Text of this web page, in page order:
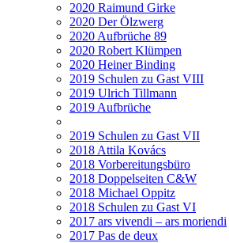
2020 Raimund Girke
2020 Der Ölzwerg
2020 Aufbrüche 89
2020 Robert Klümpen
2020 Heiner Binding
2019 Schulen zu Gast VIII
2019 Ulrich Tillmann
2019 Aufbrüche
2019 Schulen zu Gast VII
2018 Attila Kovács
2018 Vorbereitungsbüro
2018 Doppelseiten C&W
2018 Michael Oppitz
2018 Schulen zu Gast VI
2017 ars vivendi – ars moriendi
2017 Pas de deux